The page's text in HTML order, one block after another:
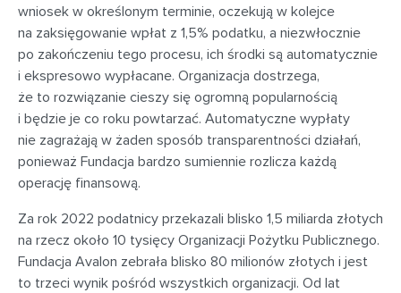
wniosek w określonym terminie, oczekują w kolejce
na zaksięgowanie wpłat z 1,5% podatku, a niezwłocznie
po zakończeniu tego procesu, ich środki są automatycznie
i ekspresowo wypłacane. Organizacja dostrzega,
że to rozwiązanie cieszy się ogromną popularnością
i będzie je co roku powtarzać. Automatyczne wypłaty
nie zagrażają w żaden sposób transparentności działań,
ponieważ Fundacja bardzo sumiennie rozlicza każdą
operację finansową.
Za rok 2022 podatnicy przekazali blisko 1,5 miliarda złotych
na rzecz około 10 tysięcy Organizacji Pożytku Publicznego.
Fundacja Avalon zebrała blisko 80 milionów złotych i jest
to trzeci wynik pośród wszystkich organizacji. Od lat